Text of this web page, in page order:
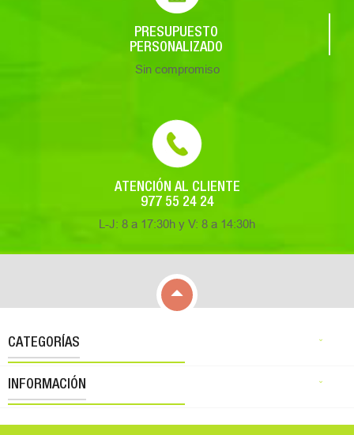
PRESUPUESTO
PERSONALIZADO
Sin compromiso
ATENCIÓN AL CLIENTE
977 55 24 24
L-J: 8 a 17:30h y V: 8 a 14:30h

CATEGORÍAS 
INFORMACIÓN 